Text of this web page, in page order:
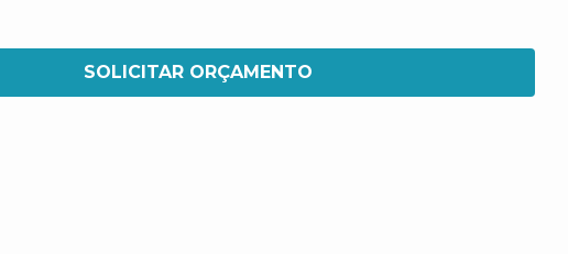
SOLICITAR ORÇAMENTO